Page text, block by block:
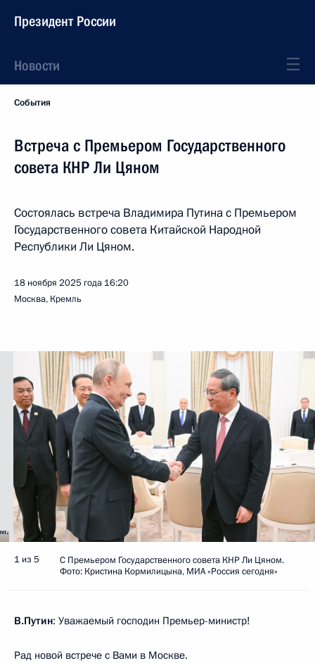
Президент России
Новости
События
Встреча с Премьером Государственного
совета КНР Ли Цяном
Состоялась встреча Владимира Путина с Премьером
Государственного совета Китайской Народной
Республики Ли Цяном.
18 ноября 2025 года 16:20
Москва, Кремль
1 из 5
С Премьером Государственного совета КНР Ли Цяном.
Фото: Кристина Кормилицына, МИА «Россия сегодня»
В.Путин: Уважаемый господин Премьер-министр!
Рад новой встрече с Вами в Москве.